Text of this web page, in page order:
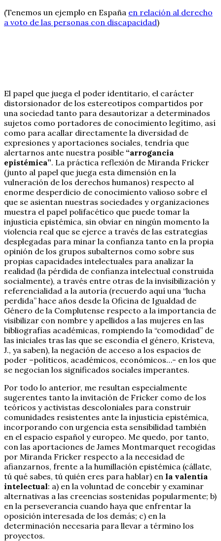
(Tenemos un ejemplo en España en relación al derecho
a voto de las personas con discapacidad)
El papel que juega el poder identitario, el carácter
distorsionador de los estereotipos compartidos por
una sociedad tanto para desautorizar a determinados
sujetos como portadores de conocimiento legítimo, así
como para acallar directamente la diversidad de
expresiones y aportaciones sociales, tendría que
alertarnos ante nuestra posible “arrogancia
epistémica”. La práctica reflexión de Miranda Fricker
(junto al papel que juega esta dimensión en la
vulneración de los derechos humanos) respecto al
enorme desperdicio de conocimiento valioso sobre el
que se asientan nuestras sociedades y organizaciones
muestra el papel polifacético que puede tomar la
injusticia epistémica, sin obviar en ningún momento la
violencia real que se ejerce a través de las estrategias
desplegadas para minar la confianza tanto en la propia
opinión de los grupos subalternos como sobre sus
propias capacidades intelectuales para analizar la
realidad (la pérdida de confianza intelectual construida
socialmente), a través entre otras de la invisibilización y
referencialidad a la autoría (recuerdo aquí una “lucha
perdida” hace años desde la Oficina de Igualdad de
Género de la Complutense respecto a la importancia de
visibilizar con nombre y apellidos a las mujeres en las
bibliografías académicas, rompiendo la “comodidad” de
las iniciales tras las que se escondía el género, Kristeva,
J., ya saben), la negación de acceso a los espacios de
poder –políticos, académicos, económicos…- en los que
se negocian los significados sociales imperantes.
Por todo lo anterior, me resultan especialmente
sugerentes tanto la invitación de Fricker como de los
teóricos y activistas descoloniales para construir
comunidades resistentes ante la injusticia epistémica,
incorporando con urgencia esta sensibilidad también
en el espacio español y europeo. Me quedo, por tanto,
con las aportaciones de James Montmarquet recogidas
por Miranda Fricker respecto a la necesidad de
afianzarnos, frente a la humillación epistémica (cállate,
tú qué sabes, tú quién eres para hablar) en la valentía
intelectual: a) en la voluntad de concebir y examinar
alternativas a las creencias sostenidas popularmente; b)
en la perseverancia cuando haya que enfrentar la
oposición interesada de los demás; c) en la
determinación necesaria para llevar a término los
proyectos.